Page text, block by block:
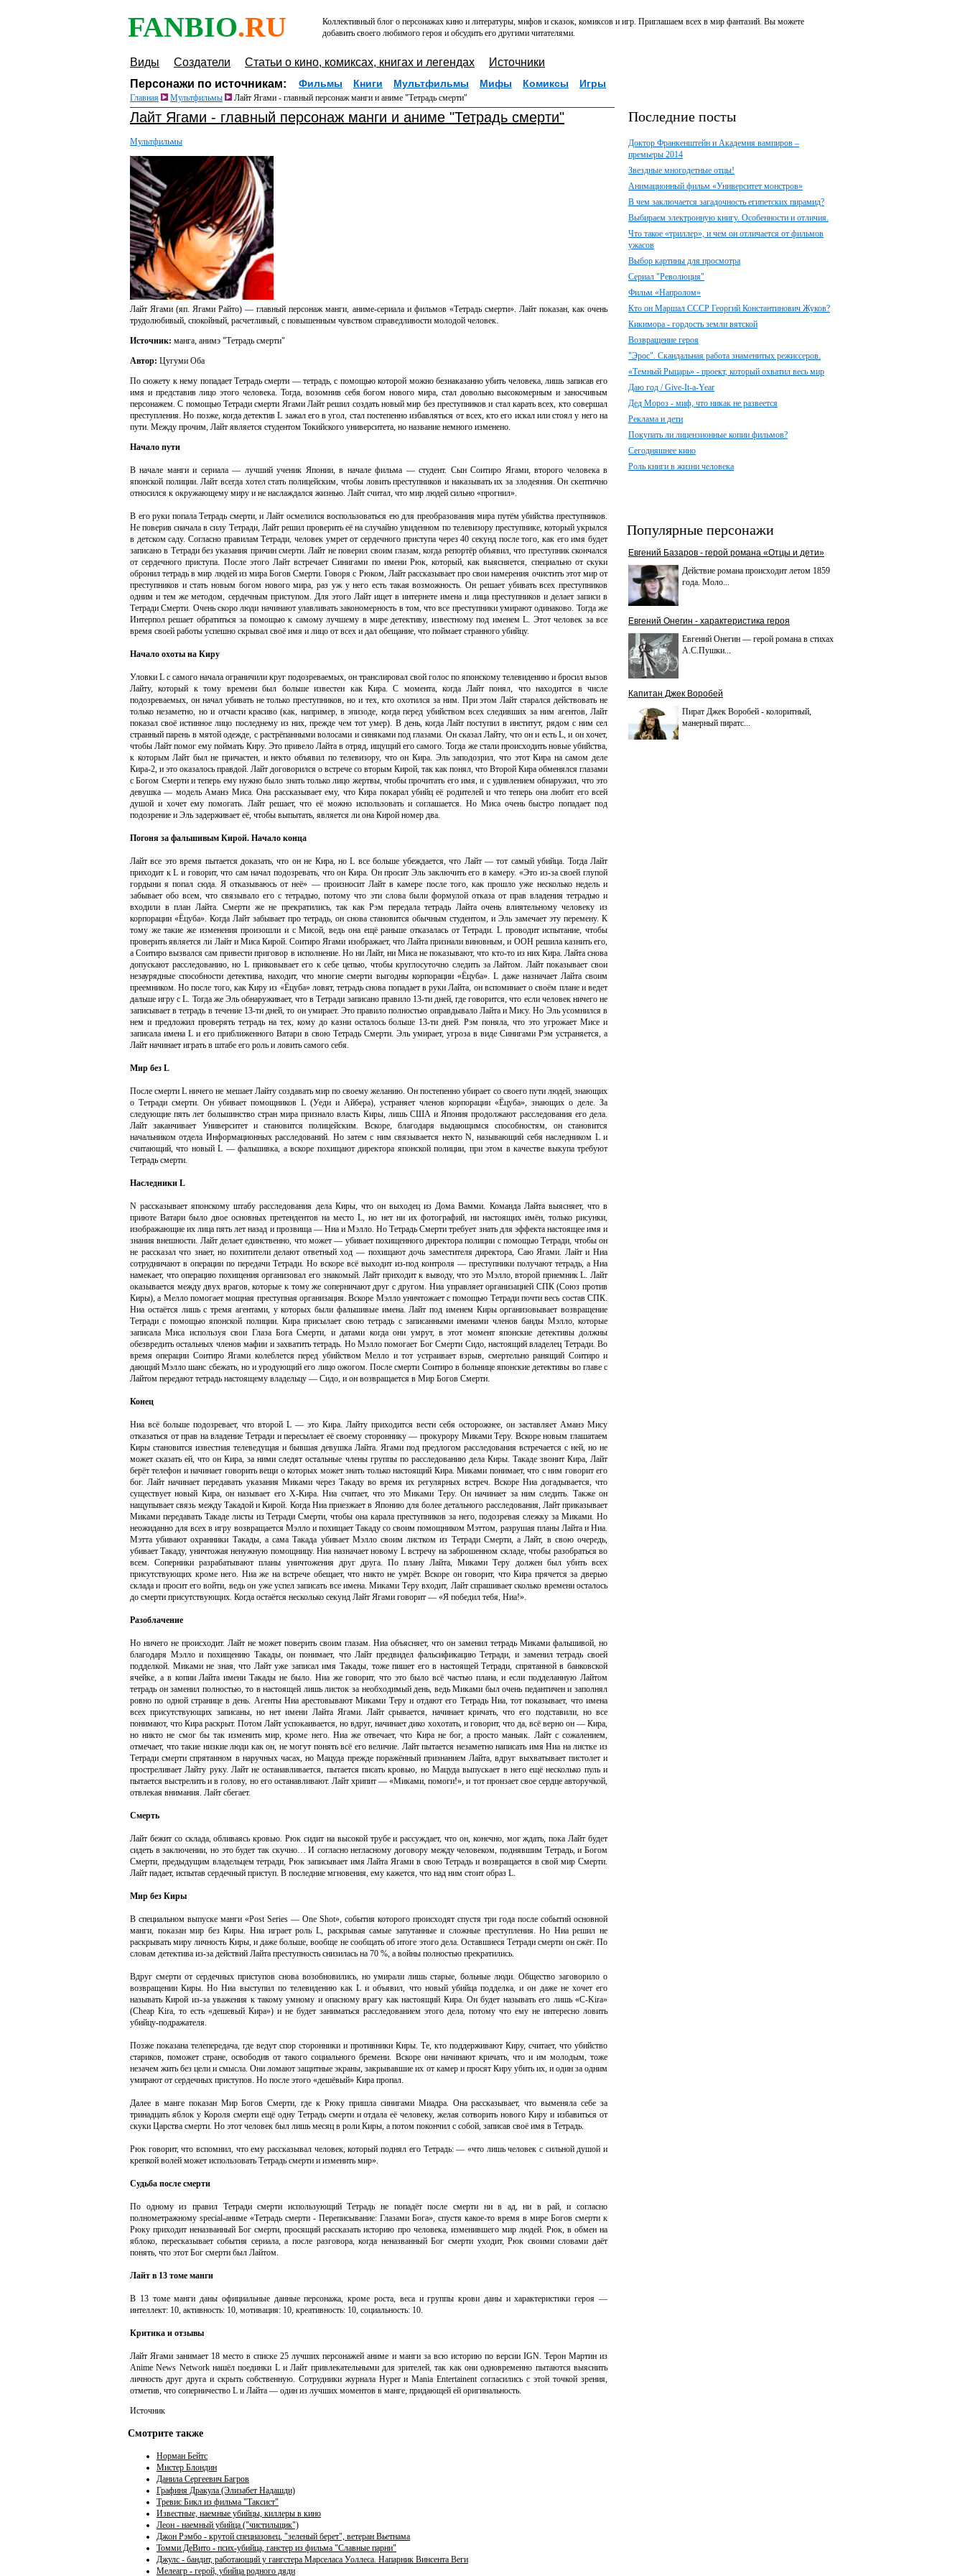
FANBIO.RU
Коллективный блог о персонажах кино и литературы, мифов и сказок, комиксов и игр. Приглашаем всех в мир фантазий. Вы можете
добавить своего любимого героя и обсудить его другими читателями.
Виды Создатели Статьи о кино, комиксах, книгах и легендах
Источники
Персонажи по источникам:
Фильмы Книги Мультфильмы Мифы Комиксы Игры
Главная Мультфильмы Лайт Ягами - главный персонаж манги и аниме "Тетрадь смерти"
Лайт Ягами - главный персонаж манги и аниме "Тетрадь смерти"
Мультфильмы
Лайт Ягами (яп. Ягами Райто) — главный персонаж манги, аниме-сериала и фильмов «Тетрадь смерти». Лайт показан, как очень
трудолюбивый, спокойный, расчетливый, с повышенным чувством справедливости молодой человек.
Источник: манга, анимэ "Тетрадь смерти"
Автор: Цугуми Оба
По сюжету к нему попадает Тетрадь смерти — тетрадь, с помощью которой можно безнаказанно убить человека, лишь записав его
имя и представив лицо этого человека. Тогда, возомнив себя богом нового мира, стал довольно высокомерным и заносчивым
персонажем. С помощью Тетради смерти Ягами Лайт решил создать новый мир без преступников и стал карать всех, кто совершал
преступления. Но позже, когда детектив L зажал его в угол, стал постепенно избавляться от всех, кто его искал или стоял у него на
пути. Между прочим, Лайт является студентом Токийского университета, но название немного изменено.
Начало пути
В начале манги и сериала — лучший ученик Японии, в начале фильма — студент. Сын Соитиро Ягами, второго человека в
японской полиции. Лайт всегда хотел стать полицейским, чтобы ловить преступников и наказывать их за злодеяния. Он скептично
относился к окружающему миру и не наслаждался жизнью. Лайт считал, что мир людей сильно «прогнил».
В его руки попала Тетрадь смерти, и Лайт осмелился воспользоваться ею для преобразования мира путём убийства преступников.
Не поверив сначала в силу Тетради, Лайт решил проверить её на случайно увиденном по телевизору преступнике, который укрылся
в детском саду. Согласно правилам Тетради, человек умрет от сердечного приступа через 40 секунд после того, как его имя будет
записано в Тетради без указания причин смерти. Лайт не поверил своим глазам, когда репортёр объявил, что преступник скончался
от сердечного приступа. После этого Лайт встречает Синигами по имени Рюк, который, как выясняется, специально от скуки
обронил тетрадь в мир людей из мира Богов Смерти. Говоря с Рюком, Лайт рассказывает про свои намерения очистить этот мир от
преступников и стать новым богом нового мира, раз уж у него есть такая возможность. Он решает убивать всех преступников
одним и тем же методом, сердечным приступом. Для этого Лайт ищет в интернете имена и лица преступников и делает записи в
Тетради Смерти. Очень скоро люди начинают улавливать закономерность в том, что все преступники умирают одинаково. Тогда же
Интерпол решает обратиться за помощью к самому лучшему в мире детективу, известному под именем L. Этот человек за все
время своей работы успешно скрывал своё имя и лицо от всех и дал обещание, что поймает странного убийцу.
Начало охоты на Киру
Уловки L с самого начала ограничили круг подозреваемых, он транслировал свой голос по японскому телевидению и бросил вызов
Лайту, который к тому времени был больше известен как Кира. С момента, когда Лайт понял, что находится в числе
подозреваемых, он начал убивать не только преступников, но и тех, кто охотился за ним. При этом Лайт старался действовать не
только незаметно, но и отчасти красиво (как, например, в эпизоде, когда перед убийством всех следивших за ним агентов, Лайт
показал своё истинное лицо последнему из них, прежде чем тот умер). В день, когда Лайт поступил в институт, рядом с ним сел
странный парень в мятой одежде, с растрёпанными волосами и синяками под глазами. Он сказал Лайту, что он и есть L, и он хочет,
чтобы Лайт помог ему поймать Киру. Это привело Лайта в отряд, ищущий его самого. Тогда же стали происходить новые убийства,
к которым Лайт был не причастен, и некто объявил по телевизору, что он Кира. Эль заподозрил, что этот Кира на самом деле
Кира-2, и это оказалось правдой. Лайт договорился о встрече со вторым Кирой, так как понял, что Второй Кира обменялся глазами
с Богом Смерти и теперь ему нужно было знать только лицо жертвы, чтобы прочитать его имя, и с удивлением обнаружил, что это
девушка — модель Аманэ Миса. Она рассказывает ему, что Кира покарал убийц её родителей и что теперь она любит его всей
душой и хочет ему помогать. Лайт решает, что её можно использовать и соглашается. Но Миса очень быстро попадает под
подозрение и Эль задерживает её, чтобы выпытать, является ли она Кирой номер два.
Погоня за фальшивым Кирой. Начало конца
Лайт все это время пытается доказать, что он не Кира, но L все больше убеждается, что Лайт — тот самый убийца. Тогда Лайт
приходит к L и говорит, что сам начал подозревать, что он Кира. Он просит Эль заключить его в камеру. «Это из-за своей глупой
гордыни я попал сюда. Я отказываюсь от неё» — произносит Лайт в камере после того, как прошло уже несколько недель и
забывает обо всем, что связывало его с тетрадью, потому что эти слова были формулой отказа от прав владения тетрадью и
входили в план Лайта. Смерти же не прекратились, так как Рэм передала тетрадь Лайта очень влиятельному человеку из
корпорации «Ёцуба». Когда Лайт забывает про тетрадь, он снова становится обычным студентом, и Эль замечает эту перемену. К
тому же такие же изменения произошли и с Мисой, ведь она ещё раньше отказалась от Тетради. L проводит испытание, чтобы
проверить является ли Лайт и Миса Кирой. Соитиро Ягами изображает, что Лайта признали виновным, и ООН решила казнить его,
а Соитиро вызвался сам привести приговор в исполнение. Но ни Лайт, ни Миса не показывают, что кто-то из них Кира. Лайта снова
допускают расследованию, но L приковывает его к себе цепью, чтобы круглосуточно следить за Лайтом. Лайт показывает свои
незаурядные способности детектива, находит, что многие смерти выгодны корпорации «Ёцуба». L даже назначает Лайта своим
преемником. Но после того, как Киру из «Ёцуба» ловят, тетрадь снова попадает в руки Лайта, он вспоминает о своём плане и ведет
дальше игру с L. Тогда же Эль обнаруживает, что в Тетради записано правило 13-ти дней, где говорится, что если человек ничего не
записывает в тетрадь в течение 13-ти дней, то он умирает. Это правило полностью оправдывало Лайта и Мису. Но Эль усомнился в
нем и предложил проверять тетрадь на тех, кому до казни осталось больше 13-ти дней. Рэм поняла, что это угрожает Мисе и
записала имена L и его приближенного Ватари в свою Тетрадь Смерти. Эль умирает, угроза в виде Синигами Рэм устраняется, а
Лайт начинает играть в штабе его роль и ловить самого себя.
Мир без L
После смерти L ничего не мешает Лайту создавать мир по своему желанию. Он постепенно убирает со своего пути людей, знающих
о Тетради смерти. Он убивает помощников L (Уеди и Айбера), устраняет членов корпорации «Ёцуба», знающих о деле. За
следующие пять лет большинство стран мира признало власть Киры, лишь США и Япония продолжают расследования его дела.
Лайт заканчивает Университет и становится полицейским. Вскоре, благодаря выдающимся способностям, он становится
начальником отдела Информационных расследований. Но затем с ним связывается некто N, называющий себя наследником L и
считающий, что новый L — фальшивка, а вскоре похищают директора японской полиции, при этом в качестве выкупа требуют
Тетрадь смерти.
Наследники L
N рассказывает японскому штабу расследования дела Киры, что он выходец из Дома Вамми. Команда Лайта выясняет, что в
приюте Ватари было двое основных претендентов на место L, но нет ни их фотографий, ни настоящих имён, только рисунки,
изображающие их лица пять лет назад и прозвища — Ниа и Мэлло. Но Тетрадь Смерти требует знать для эффекта настоящее имя и
знания внешности. Лайт делает единственно, что может — убивает похищенного директора полиции с помощью Тетради, чтобы он
не рассказал что знает, но похитители делают ответный ход — похищают дочь заместителя директора, Саю Ягами. Лайт и Ниа
сотрудничают в операции по передачи Тетради. Но вскоре всё выходит из-под контроля — преступники получают тетрадь, а Ниа
намекает, что операцию похищения организовал его знакомый. Лайт приходит к выводу, что это Мэлло, второй приемник L. Лайт
оказывается между двух врагов, которые к тому же соперничают друг с другом. Ниа управляет организацией СПК (Союз против
Киры), а Мелло помогает мощная преступная организация. Вскоре Мэлло уничтожает с помощью Тетради почти весь состав СПК.
Ниа остаётся лишь с тремя агентами, у которых были фальшивые имена. Лайт под именем Киры организовывает возвращение
Тетради с помощью японской полиции. Кира присылает свою тетрадь с записанными именами членов банды Мэлло, которые
записала Миса используя свои Глаза Бога Смерти, и датами когда они умрут, в этот момент японские детективы должны
обезвредить остальных членов мафии и захватить тетрадь. Но Мэлло помогает Бог Смерти Сидо, настоящий владелец Тетради. Во
время операции Соитиро Ягами колеблется перед убийством Мелло и тот устраивает взрыв, смертельно ранящий Соитиро и
дающий Мэлло шанс сбежать, но и уродующий его лицо ожогом. После смерти Соитиро в больнице японские детективы во главе с
Лайтом передают тетрадь настоящему владельцу — Сидо, и он возвращается в Мир Богов Смерти.
Конец
Ниа всё больше подозревает, что второй L — это Кира. Лайту приходится вести себя осторожнее, он заставляет Аманэ Мису
отказаться от прав на владение Тетради и пересылает её своему стороннику — прокурору Миками Теру. Вскоре новым глашатаем
Киры становится известная телеведущая и бывшая девушка Лайта. Ягами под предлогом расследования встречается с ней, но не
может сказать ей, что он Кира, за ними следят остальные члены группы по расследованию дела Киры. Такаде звонит Кира, Лайт
берёт телефон и начинает говорить вещи о которых может знать только настоящий Кира. Миками понимает, что с ним говорит его
бог. Лайт начинает передавать указания Миками через Такаду во время их регулярных встреч. Вскоре Ниа догадывается, что
существует новый Кира, он называет его X-Кира. Ниа считает, что это Миками Теру. Он начинает за ним следить. Также он
нащупывает связь между Такадой и Кирой. Когда Ниа приезжает в Японию для более детального расследования, Лайт приказывает
Миками передавать Такаде листы из Тетради Смерти, чтобы она карала преступников за него, подозревая слежку за Миками. Но
неожиданно для всех в игру возвращается Мэлло и похищает Такаду со своим помощником Мэттом, разрушая планы Лайта и Ниа.
Мэтта убивают охранники Такады, а сама Такада убивает Мэлло своим листком из Тетради Смерти, а Лайт, в свою очередь,
убивает Такаду, уничтожая ненужную помощницу. Ниа назначает новому L встречу на заброшенном складе, чтобы разобраться во
всем. Соперники разрабатывают планы уничтожения друг друга. По плану Лайта, Миками Теру должен был убить всех
присутствующих кроме него. Ниа же на встрече обещает, что никто не умрёт. Вскоре он говорит, что Кира прячется за дверью
склада и просит его войти, ведь он уже успел записать все имена. Миками Теру входит, Лайт спрашивает сколько времени осталось
до смерти присутствующих. Когда остаётся несколько секунд Лайт Ягами говорит — «Я победил тебя, Ниа!».
Разоблачение
Но ничего не происходит. Лайт не может поверить своим глазам. Ниа объясняет, что он заменил тетрадь Миками фальшивой, но
благодаря Мэлло и похищению Такады, он понимает, что Лайт предвидел фальсификацию Тетради, и заменил тетрадь своей
подделкой. Миками не зная, что Лайт уже записал имя Такады, тоже пишет его в настоящей Тетради, спрятанной в банковской
ячейке, а в копии Лайта имени Такады не было. Ниа же говорит, что это было всё частью плана, и если подделанную Лайтом
тетрадь он заменил полностью, то в настоящей лишь листок за необходимый день, ведь Миками был очень педантичен и заполнял
ровно по одной странице в день. Агенты Ниа арестовывают Миками Теру и отдают его Тетрадь Ниа, тот показывает, что имена
всех присутствующих записаны, но нет имени Лайта Ягами. Лайт срывается, начинает кричать, что его подставили, но все
понимают, что Кира раскрыт. Потом Лайт успокаивается, но вдруг, начинает дико хохотать, и говорит, что да, всё верно он — Кира,
но никто не смог бы так изменить мир, кроме него. Ниа же отвечает, что Кира не бог, а просто маньяк. Лайт с сожалением,
отмечает, что такие низкие люди как он, не могут понять всё его величие. Лайт пытается незаметно написать имя Ниа на листке из
Тетради смерти спрятанном в наручных часах, но Мацуда прежде поражённый признанием Лайта, вдруг выхватывает пистолет и
простреливает Лайту руку. Лайт не останавливается, пытается писать кровью, но Мацуда выпускает в него ещё несколько пуль и
пытается выстрелить и в голову, но его останавливают. Лайт хрипит — «Миками, помоги!», и тот пронзает свое сердце авторучкой,
отвлекая внимания. Лайт сбегает.
Смерть
Лайт бежит со склада, обливаясь кровью. Рюк сидит на высокой трубе и рассуждает, что он, конечно, мог ждать, пока Лайт будет
сидеть в заключении, но это будет так скучно… И согласно негласному договору между человеком, поднявшим Тетрадь, и Богом
Смерти, предыдущим владельцем тетради, Рюк записывает имя Лайта Ягами в свою Тетрадь и возвращается в свой мир Смерти.
Лайт падает, испытав сердечный приступ. В последние мгновения, ему кажется, что над ним стоит образ L.
Мир без Киры
В специальном выпуске манги «Post Series — One Shot», события которого происходят спустя три года после событий основной
манги, показан мир без Киры. Ниа играет роль L, раскрывая самые запутанные и сложные преступления. Но Ниа решил не
раскрывать миру личность Киры, и даже больше, вообще не сообщать об итоге этого дела. Оставшиеся Тетради смерти он сжёг. По
словам детектива из-за действий Лайта преступность снизилась на 70 %, а войны полностью прекратились.
Вдруг смерти от сердечных приступов снова возобновились, но умирали лишь старые, больные люди. Общество заговорило о
возвращении Киры. Но Ниа выступил по телевидению как L и объявил, что новый убийца подделка, и он даже не хочет его
называть Кирой из-за уважения к такому умному и опасному врагу как настоящий Кира. Он будет называть его лишь «C-Kira»
(Cheap Kira, то есть «дешевый Кира») и не будет заниматься расследованием этого дела, потому что ему не интересно ловить
убийцу-подражателя.
Позже показана телепередача, где ведут спор сторонники и противники Киры. Те, кто поддерживают Киру, считает, что убийство
стариков, поможет стране, освободив от такого социального бремени. Вскоре они начинают кричать, что и им молодым, тоже
незачем жить без цели и смысла. Они ломают защитные экраны, закрывавшие их от камер и просят Киру убить их, и один за одним
умирают от сердечных приступов. Но после этого «дешёвый» Кира пропал.
Далее в манге показан Мир Богов Смерти, где к Рюку пришла синигами Миадра. Она рассказывает, что выменяла себе за
тринадцать яблок у Короля смерти ещё одну Тетрадь смерти и отдала её человеку, желая сотворить нового Киру и избавиться от
скуки Царства смерти. Но этот человек был лишь месяц в роли Киры, а потом покончил с собой, записав своё имя в Тетрадь.
Рюк говорит, что вспомнил, что ему рассказывал человек, который поднял его Тетрадь: — «что лишь человек с сильной душой и
крепкой волей может использовать Тетрадь смерти и изменить мир».
Судьба после смерти
По одному из правил Тетради смерти использующий Тетрадь не попадёт после смерти ни в ад, ни в рай, и согласно
полнометражному special-аниме «Тетрадь смерти - Переписывание: Глазами Бога», спустя какое-то время в мире Богов смерти к
Рюку приходит неназванный Бог смерти, просящий рассказать историю про человека, изменившего мир людей. Рюк, в обмен на
яблоко, пересказывает события сериала, а после разговора, когда неназванный Бог смерти уходит, Рюк своими словами даёт
понять, что этот Бог смерти был Лайтом.
Лайт в 13 томе манги
В 13 томе манги даны официальные данные персонажа, кроме роста, веса и группы крови даны и характеристики героя —
интеллект: 10, активность: 10, мотивация: 10, креативность: 10, социальность: 10.
Критика и отзывы
Лайт Ягами занимает 18 место в списке 25 лучших персонажей аниме и манги за всю историю по версии IGN. Терон Мартин из
Anime News Network нашёл поединки L и Лайт привлекательными для зрителей, так как они одновременно пытаются выяснить
личность друг друга и скрыть собственную. Сотрудники журнала Hyper и Mania Entertainent согласились с этой точкой зрения,
отметив, что соперничество L и Лайта — один из лучших моментов в манге, придающей ей оригинальность.
Источник
Смотрите также
Норман Бейтс
Мистер Блондин
Данила Сергеевич Багров
Графиня Дракула (Элизабет Надашди)
Тревис Бикл из фильма "Таксист"
Известные, наемные убийцы, киллеры в кино
Леон - наемный убийца ("чистильщик")
Джон Рэмбо - крутой спецназовец, "зеленый берет", ветеран Вьетнама
Томми ДеВито - псих-убийца, ганстер из фильма "Славные парни"
Джулс - бандит, работающий у гангстера Марселаса Уоллеса. Напарник Винсента Веги
Мелеагр - герой, убийца родного дяди
Последние посты
Доктор Франкенштейн и Академия вампиров –
премьеры 2014
Звездные многодетные отцы!
Анимационный фильм «Университет монстров»
В чем заключается загадочность египетских пирамид?
Выбираем электронную книгу. Особенности и отличия.
Что такое «триллер», и чем он отличается от фильмов
ужасов
Выбор картины для просмотра
Сериал "Революция"
Фильм «Напролом»
Кто он Маршал СССР Георгий Константинович Жуков?
Кикимора - гордость земли вятской
Возвращение героя
"Эрос". Скандальная работа знаменитых режиссеров.
«Темный Рыцарь» - проект, который охватил весь мир
Даю год / Give-It-a-Year
Дед Мороз - миф, что никак не развеется
Реклама и дети
Покупать ли лицензионные копии фильмов?
Сегодняшнее кино
Роль книги в жизни человека
Популярные персонажи
Евгений Базаров - герой романа «Отцы и дети»
Действие романа происходит летом 1859
года. Моло...
Евгений Онегин - характеристика героя
Евгений Онегин — герой романа в стихах
А.С.Пушки...
Капитан Джек Воробей
Пират Джек Воробей - колоритный,
манерный пиратс...